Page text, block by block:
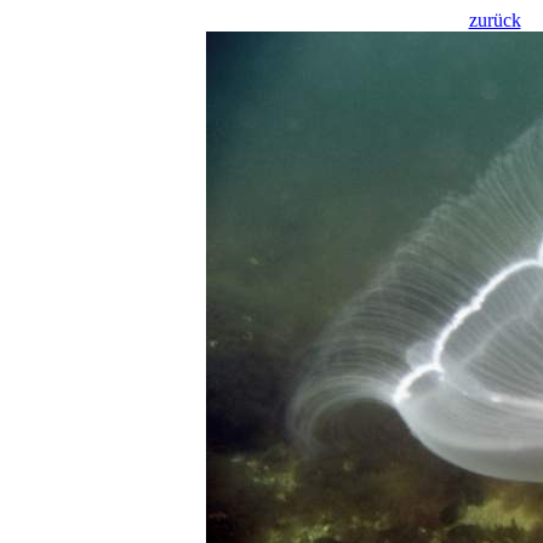
zurück